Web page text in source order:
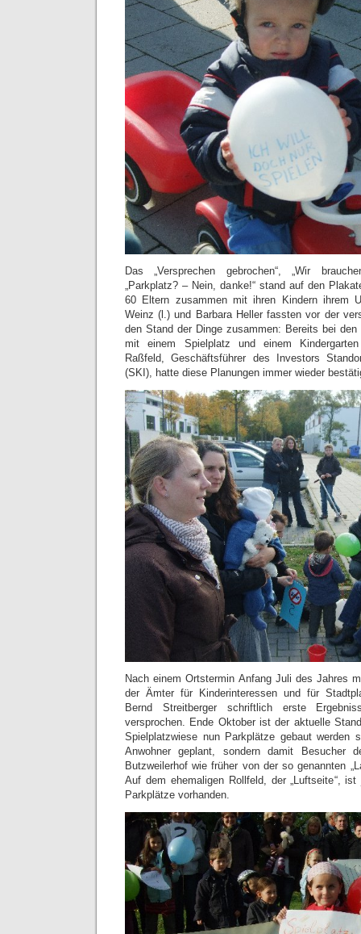
Das „Versprechen gebrochen“, „Wir
„Parkplatz? – Nein, danke!“ stand auf den
60 Eltern zusammen mit ihren Kindern ihrem
Weinz (l.) und Barbara Heller fassten vor der
den Stand der Dinge zusammen: Bereits bei den
mit einem Spielplatz und einem
Raßfeld, Geschäftsführer des Investors
(SKI), hatte diese Planungen immer wieder
Nach einem Ortstermin Anfang Juli des Jahres
der Ämter für Kinderinteressen und für
Bernd Streitberger schriftlich erste
versprochen. Ende Oktober ist der aktuelle
Spielplatzwiese nun Parkplätze gebaut werden
Anwohner geplant, sondern damit Besucher
Butzweilerhof wie früher von der so genannten
Auf dem ehemaligen Rollfeld, der „Luftseite“,
Parkplätze vorhanden.